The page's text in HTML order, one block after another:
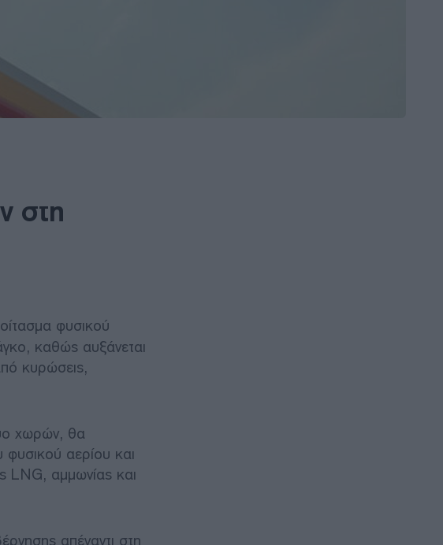
στη
φυσικού
καθώς αυξάνεται
κυρώσεις,
χωρών, θα
φυσικού αερίου και
LNG, αμμωνίας και
απέναντι στη